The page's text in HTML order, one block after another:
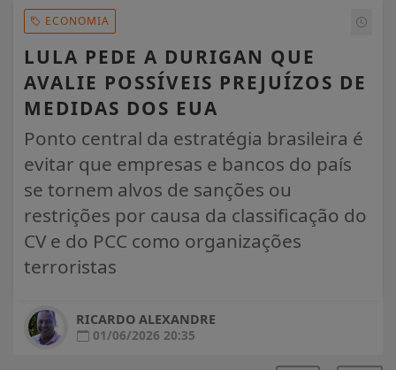
ECONOMIA
LULA PEDE A DURIGAN QUE
AVALIE POSSÍVEIS PREJUÍZOS DE
MEDIDAS DOS EUA
Ponto central da estratégia brasileira é
evitar que empresas e bancos do país
se tornem alvos de sanções ou
restrições por causa da classificação do
CV e do PCC como organizações
terroristas
RICARDO ALEXANDRE
01/06/2026 20:35